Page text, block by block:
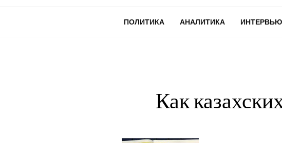
ПОЛИТИКА АНАЛИТИКА ИНТЕРВЬЮ
Как